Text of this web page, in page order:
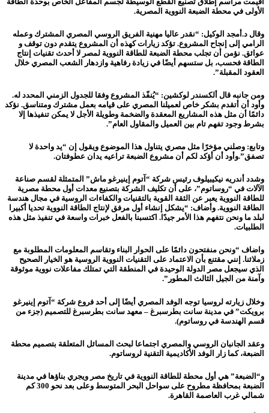
الأولى في محطة الضبعة النووية المصرية.
وقال د.أمجد الوكيل: “نقدر عاليا مهنية الفريق الروسي المصري المشترك وعمله
الرامي إلى إنجاح المشروع. تؤكد زيارات كهذه أن المشروع يتقدم دون توقف و
عوائق. نؤمن أن تجلب محطة الضبعة للطاقة النووية لمصر لا أحدث تقنيات إنتاج
الطاقة فحسب، بل ستسهم أيضًا في زيادة رفاهية وازدهار الشعب المصري خلال
العقود المقبلة”.
ومن جانبه قال ألكسندر لوكشين: “يُنفّذ المشروع وفقا للجدول الزمني المحدد له.
وأود أن أتقدم بشكر خاص لعميلنا المصري على قيامه بعمل مشترك ومتناسق. نؤكد
دائمًا أن مثل هذه المشاريع المعقدة والضخمة وطويلة الأجل لا يمكن تنفيذها إلا
بشرط وجود تفهم تام بين العميل والمقاول العام”.
وتابع: وصلني مؤخرًا مثل مصري يتناول هذا الموضوع ويقول إن “يد واحدة لا
تصفق”.وأود أن أؤكد لكم أن مشروع الضبعة تراعيه يدان عطوفتان.
وشدد أندريه نيكيبيلوف رئيس شركة “آتوم إينيرغو ماش” المتمثلة لقسم صناعة
الآلات في “روساتوم”، على أن تكليف الشركة بتصنيع معدات أول محطة مصرية
للطاقة النووية يعبر عن الثقة القوية بالتقنيات والكفاءات الروسية في مجال هندسة
الطاقة النووية. وأضاف: “يشكل إنشاء أول مرفق لإنتاج الطاقة النووية تحديا أكبيرا
لبلد ما ونحن نتفهم هذا الأمر جيدًا. اكتسبنا بالفعل خبرات واسعة في تنفيذ مثل هذه
الطلبيات.
واضاف “ونحن منفتحون دائمًا على الحوار البناء وتقاسم المعلومات المطلوبة مع
زملائنا. إنني مقتنع بأن الاعتماد على التقنيات النووية الروسية هو الخيار الصحيح
الذي سيجعل مصر الدولة الوحيدة في المنطقة التي تمتلك مفاعلات نووية موثوقة
وآمنة من الجيل الثالث المطور”.
وخلال زيارته لروسيا توجه الوفد المصري أيضًا إلى أحد فروع شركة “آتوم إينيرغو
برويكت” في مدينة سانت بطرسبرغ – معهد سانت بطرسبرغ للتصميم (جزء من
قسم الهندسة في روساتوم).
وعقد الجانبان الروسي والمصري اجتماعا لبحث المسائل المتعلقة بتصميم محطة
الضبعة، كما زار الوفد الأكاديمية التقنية لروساتوم.
و“ الضبعة” هي أول محطة للطاقة النووية في تاريخ مصر ويجري بناؤها في مدينة
الضبعة بمحافظة مطروح على سواحل البحر المتوسط وعلى بعد نحو 300 كم
شمالي غرب العاصمة القاهرة.